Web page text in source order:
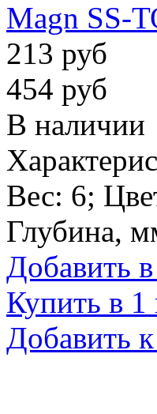
Magn SS-
213 руб
454 руб
В наличии
Вес: 6;
Глубина,
Добавить
Купить в 1
Добавить